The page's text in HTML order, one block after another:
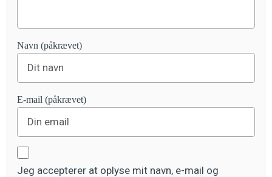
Navn (påkrævet)
E-mail (påkrævet)
Jeg accepterer at oplyse mit navn, e-mail og